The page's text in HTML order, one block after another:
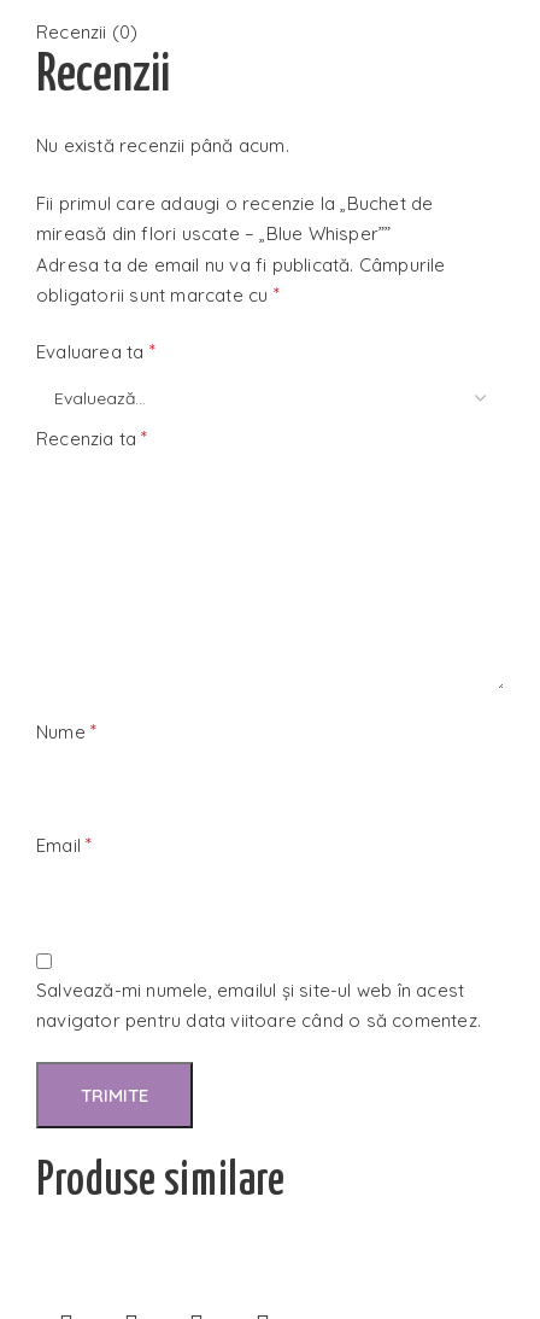
Recenzii (0)
Recenzii
Nu există recenzii până acum.
Fii primul care adaugi o recenzie la „Buchet de
mireasă din flori uscate – „Blue Whisper””
Adresa ta de email nu va fi publicată. Câmpurile
obligatorii sunt marcate cu *
Evaluarea ta *
Recenzia ta*
Nume *
Email*
Salvează-mi numele, emailul și site-ul web în acest
navigator pentru data viitoare când o să comentez.
Produse similare